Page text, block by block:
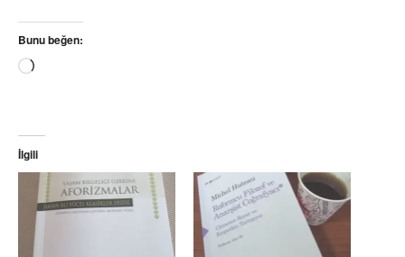
Bunu beğen:
Yükleniyor...
İlgili